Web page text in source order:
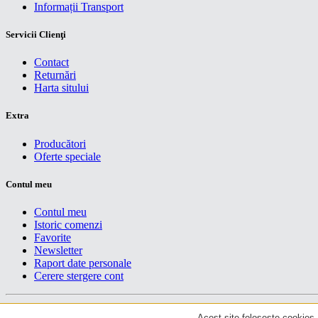
Informații Transport
Servicii Clienţi
Contact
Returnări
Harta sitului
Extra
Producători
Oferte speciale
Contul meu
Contul meu
Istoric comenzi
Favorite
Newsletter
Raport date personale
Cerere stergere cont